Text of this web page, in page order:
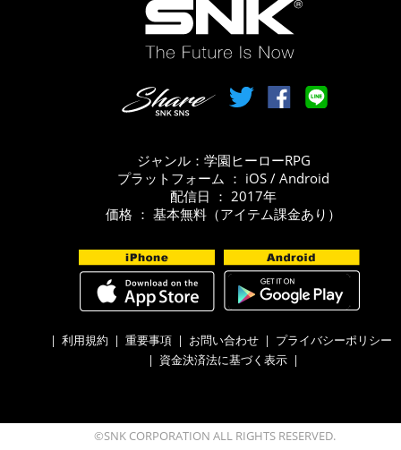
ジャンル：学園ヒーローRPG
プラットフォーム ： iOS / Android
配信日 ： 2017年
価格 ： 基本無料（アイテム課金あり）
| 利用規約 | 重要事項 | お問い合わせ | プライバシーポリシー
| 資金決済法に基づく表示 |
©SNK CORPORATION ALL RIGHTS RESERVED.